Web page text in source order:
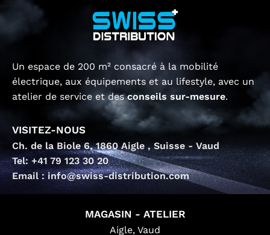
Un espace de 200 m² consacré à la mobilité
électrique, aux équipements et au lifestyle, avec un
atelier de service et desconseils sur-mesure.
VISITEZ-NOUS
Ch. de la Biole 6, 1860 Aigle , Suisse - Vaud
Tel: +41 79 123 30 20
Email : info@swiss-distribution.com
MAGASIN - ATELIER
Aigle, Vaud